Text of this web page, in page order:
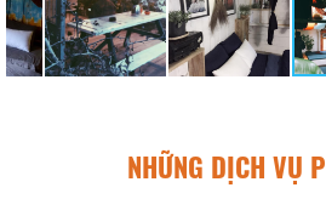
NHỮNG DỊCH VỤ